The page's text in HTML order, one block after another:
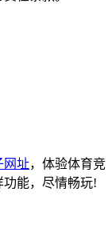
网址，体验体育竞
能，尽情畅玩!